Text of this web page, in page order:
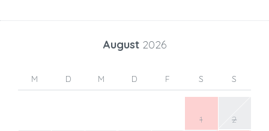
August 2026
M D M D F S S
1 2